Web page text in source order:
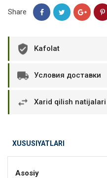
Share
Kafolat
Условия доставки
Xarid qilish natijalari
XUSUSIYATLARI
Asosiy